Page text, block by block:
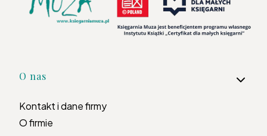
Linki w stopce
O nas
Kontakt i dane firmy
O firmie